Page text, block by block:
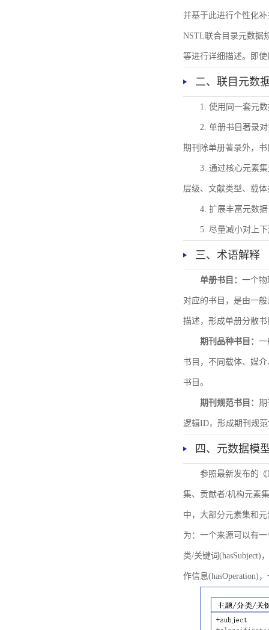
并基于此进行个性化
NSTL联合目录元数据
等进行详细描述。即
二、联目元数
1. 使用同一套元
2. 单册书目著录
期刊除单册著录外，
3. 通过核心元素
层级、文献类型、载
4. 扩展丰富元数
5. 尽量减小对上
三、术语解释
单册书目： 一个
对应的书目，是由一
描述，形成单册分散
期刊品种书目： 一
书目，不同载体、媒
书目。
期刊规范书目： 期
逻辑ID，形成期刊规
四、元数据模
参照最新发布的
集、贡献者/机构元素
中，大部分元素集和
为：一个来源可以有
类/关键词(hasSubject)
作信息(hasOperation)